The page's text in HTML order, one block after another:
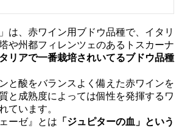
は、赤ワイン用ブドウ品種で、イタリ
や州都フィレンツェのあるトスカーナ
リアで一番栽培されいてるブドウ品種
と酸をバランスよく備えた赤ワインを
と成熟度によっては個性を発揮するワ
ています。
ーゼ』とは 「ジュピターの血」という